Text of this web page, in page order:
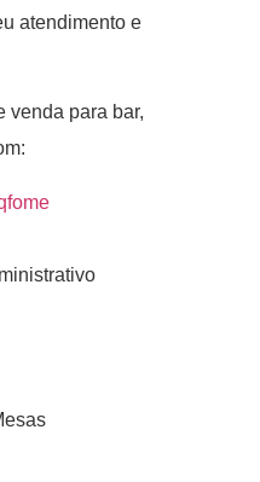
atendimento e
venda para bar,